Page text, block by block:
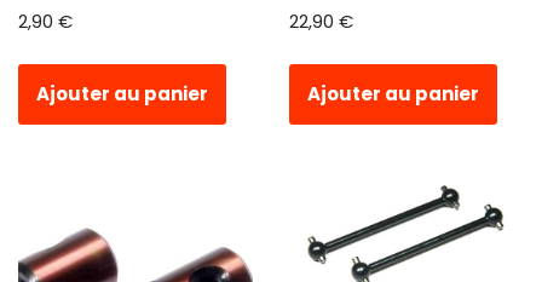
2,90 €
Ajouter au panier
22,90 €
Ajouter au panier